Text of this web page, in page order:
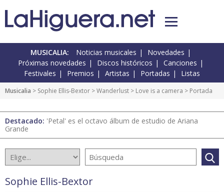
MUSICALIA: Noticias musicales
Novedades
Próximas novedades
Discos históricos
Canciones
Festivales
Premios Artistas Portadas Listas
Musicalia > Sophie Ellis-Bextor >Wanderlust > Love is a camera > Portada
Destacado: 'Petal' es el octavo álbum de estudio de Ariana
Grande
Sophie Ellis-Bextor